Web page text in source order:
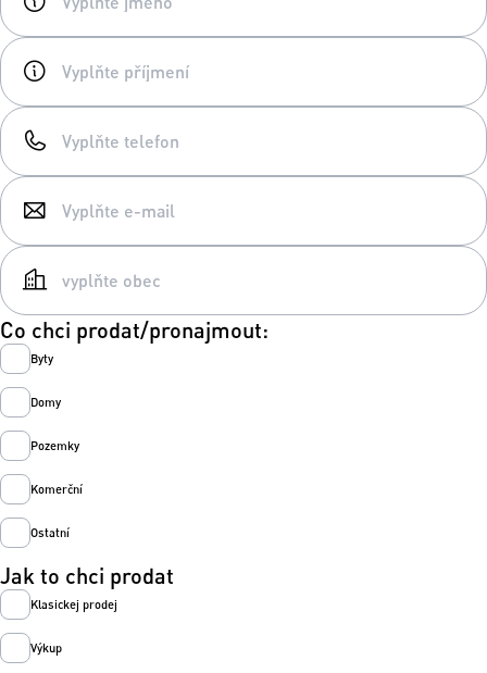
Co chci prodat/pronajmout:
Byty
Domy
Pozemky
Komerční
Ostatní
Jak to chci prodat
Klasickej prodej
Výkup